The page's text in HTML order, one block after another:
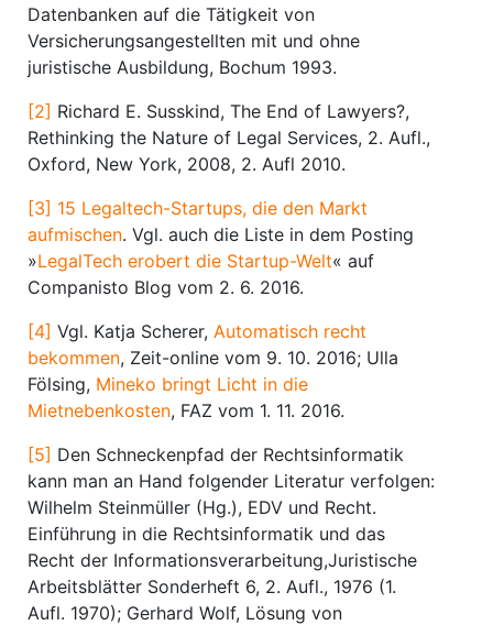
Datenbanken auf die Tätigkeit von
Versicherungsangestellten mit und ohne
juristische Ausbildung, Bochum 1993.
[2] Richard E. Susskind, The End of Lawyers?,
Rethinking the Nature of Legal Services, 2. Aufl.,
Oxford, New York, 2008, 2. Aufl 2010.
[3] 15 Legaltech-Startups, die den Markt
aufmischen. Vgl. auch die Liste in dem Posting
»LegalTech erobert die Startup-Welt« auf
Companisto Blog vom 2. 6. 2016.
[4] Vgl. Katja Scherer, Automatisch recht
bekommen, Zeit-online vom 9. 10. 2016; Ulla
Fölsing, Mineko bringt Licht in die
Mietnebenkosten, FAZ vom 1. 11. 2016.
[5] Den Schneckenpfad der Rechtsinformatik
kann man an Hand folgender Literatur verfolgen:
Wilhelm Steinmüller (Hg.), EDV und Recht.
Einführung in die Rechtsinformatik und das
Recht der Informationsverarbeitung,Juristische
Arbeitsblätter Sonderheft 6, 2. Aufl., 1976 (1.
Aufl. 1970); Gerhard Wolf, Lösung von